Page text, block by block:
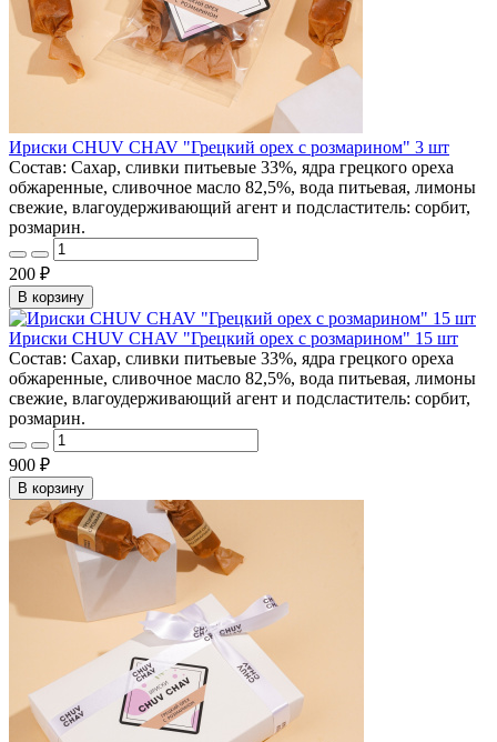
Ириски CHUV CHAV "Грецкий орех с розмарином" 3 шт
Состав: Сахар, сливки питьевые 33%, ядра грецкого ореха
обжаренные, сливочное масло 82,5%, вода питьевая, лимоны
свежие, влагоудерживающий агент и подсластитель: сорбит,
розмарин.
200 ₽
В корзину
Ириски CHUV CHAV "Грецкий орех с розмарином" 15 шт
Состав: Сахар, сливки питьевые 33%, ядра грецкого ореха
обжаренные, сливочное масло 82,5%, вода питьевая, лимоны
свежие, влагоудерживающий агент и подсластитель: сорбит,
розмарин.
900 ₽
В корзину